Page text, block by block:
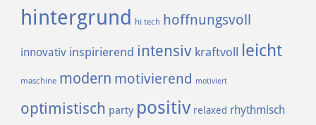
hintergrund hi tech hoffnungsvoll
innovativ inspirierend intensiv kraftvoll leicht
maschine modern motivierend motiviert
optimistisch party positiv relaxed rhythmisch